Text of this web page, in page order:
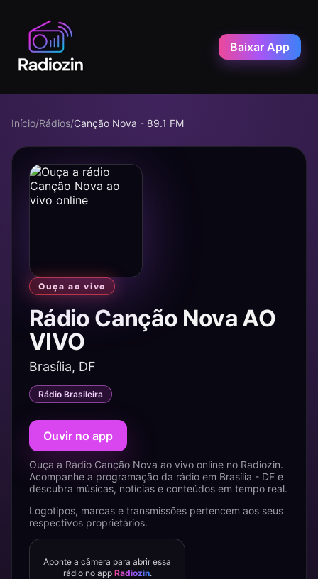
Baixar App
Início/Rádios/Canção Nova - 89.1 FM
Ouça ao vivo
Rádio Canção Nova AO
VIVO
Brasília, DF
Rádio Brasileira
Ouvir no app
Ouça a Rádio Canção Nova ao vivo online no Radiozin.
Acompanhe a programação da rádio em Brasília - DF e
descubra músicas, notícias e conteúdos em tempo real.
Logotipos, marcas e transmissões pertencem aos seus
respectivos proprietários.
Aponte a câmera para abrir essa
rádio no app Radiozin.